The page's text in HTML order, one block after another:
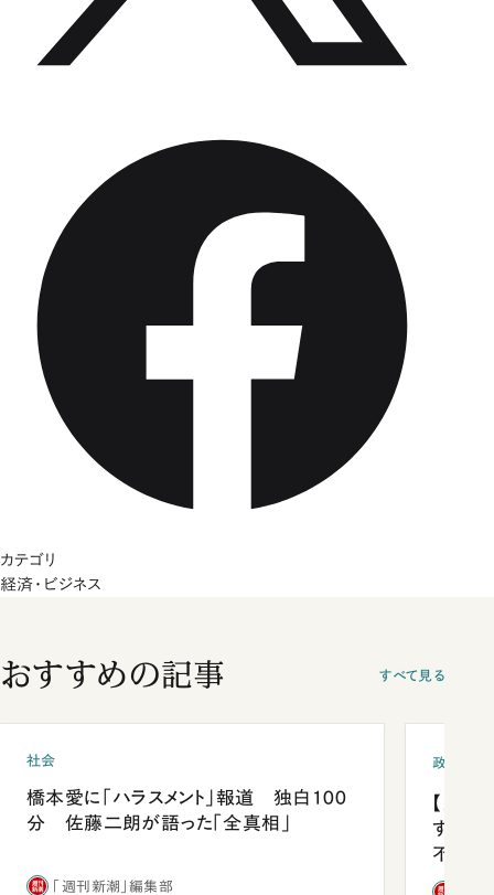
カテゴリ
経済・ビジネス
おすすめの記事 すべて見る
社会
橋本愛に「ハラスメント」報道 独白100
分 佐藤二朗が語った「全真相」
「週刊新潮」編集部
政治
【内閣
する人
不仲説